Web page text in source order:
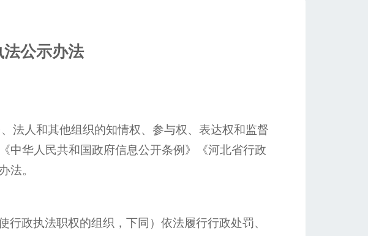
公示办法
法人和其他组织的知情权、参与权、表达权和监督
中华人民共和国政府信息公开条例》《河北省行政
法。
政执法职权的组织，下同）依法履行行政处罚、